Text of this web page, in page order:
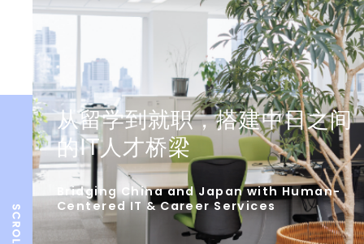
从留学到就职，搭建中日之间
的IT人才桥梁
Bridging China and Japan with Human-
Centered IT & Career Services